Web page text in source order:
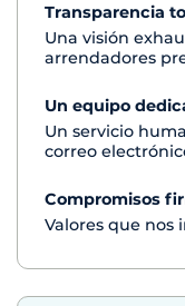
Transparencia
Una visión
arrendadores
Un equipo
Un servicio
correo
Compromisos
Valores que nos